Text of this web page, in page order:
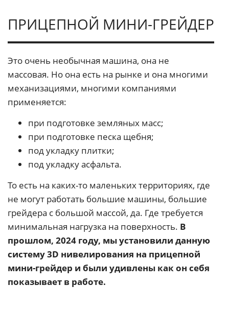
ПРИЦЕПНОЙ МИНИ-ГРЕЙДЕР
Это очень необычная машина, она не
массовая. Но она есть на рынке и она многими
механизациями, многими компаниями
применяется:
при подготовке земляных масс;
при подготовке песка щебня;
под укладку плитки;
под укладку асфальта.
То есть на каких-то маленьких территориях, где
не могут работать большие машины, большие
грейдера с большой массой, да. Где требуется
минимальная нагрузка на поверхность. В
прошлом, 2024 году, мы установили данную
систему 3D нивелирования на прицепной
мини-грейдер и были удивлены как он себя
показывает в работе.